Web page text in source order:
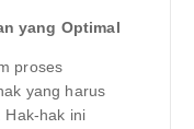
yang Optimal
proses
yang harus
Hak-hak ini